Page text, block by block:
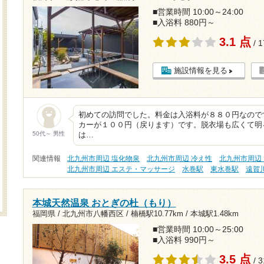
■営業時間 10:00～24:00
■入浴料 880円～
3.1 点 /
施設情報を見る
50代～ 男性
初めての訪問でした。料金は入浴料が８８０円なの
カーが１００円（戻ります）です。脱衣場も広くて
は…
関連情報 北九州市周辺 塩化物泉 北九州市周辺 冷え性
北九州市周辺
北九州市周辺 エステ・マッサージ
水巻駅 東水巻駅 遠賀
本城天然温泉 おとぎの杜（もり）
福岡県 / 北九州市八幡西区 / 楠橋駅10.77km / 本城駅1.48km
■営業時間 10:00～25:00
■入浴料 990円～
3.5 点 /